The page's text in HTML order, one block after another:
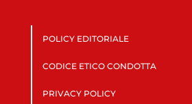
POLICY EDITORIALE
CODICE ETICO CONDOTTA
PRIVACY POLICY